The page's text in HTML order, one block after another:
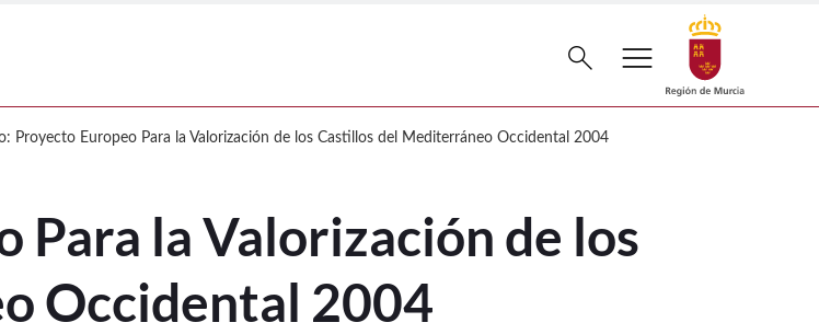
Para la Valorización de los Castillos del Mediterráneo
Buscar
search menu
Proyecto Europeo Para la Valorización de los Castillos del Mediterráneo Occidental 2004
Para la Valorización de los
Occidental 2004